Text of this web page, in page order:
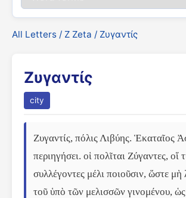
All Letters / Ζ Zeta / Ζυγαντίς
Ζυγαντίς
city
Ζυγαντίς, πόλις Λιβύης. Ἑκαταῖος
περιηγήσει. οἱ πολῖται Ζύγαντες, οἵ
συλλέγοντες μέλι ποιοῦσιν, ὥστε μὴ
τοῦ ὑπὸ τῶν μελισσῶν γινομένου,